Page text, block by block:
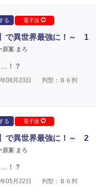
る 電子版
で異世界最強に！～ 1
原案 まろ
…！？
08月23日 判型：Ｂ６判
る 電子版
で異世界最強に！～ 2
原案 まろ
…！？
05月22日 判型：Ｂ６判